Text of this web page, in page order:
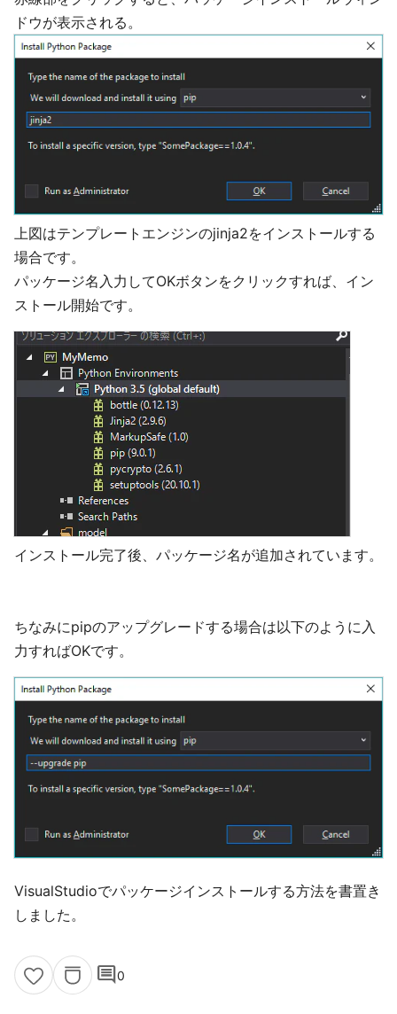
ドウが表示される。
上図はテンプレートエンジンのjinja2をインストールする
場合です。
パッケージ名入力してOKボタンをクリックすれば、イン
ストール開始です。
インストール完了後、パッケージ名が追加されています。
ちなみにpipのアップグレードする場合は以下のように入
力すればOKです。
VisualStudioでパッケージインストールする方法を書置き
しました。
comment0